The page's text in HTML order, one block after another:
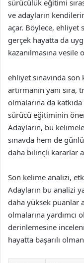
sürücülük eğitimi
ve adayların
açar. Böylece, ehliyet
gerçek hayatta da
kazanılmasına vesile
ehliyet sınavında son
artırmanın yanı
olmalarına da
sürücü eğitiminin
Adayların, bu
sınavda hem de
daha bilinçli kararlar
Son kelime analizi,
Adayların bu analizi
daha yüksek puanlar
olmalarına yardımcı
derinlemesine
hayatta başarılı